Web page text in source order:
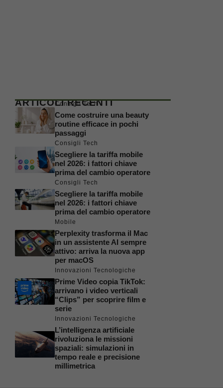
ARTICOLI RECENTI
Consigli Tech
Come costruire una beauty
routine efficace in pochi
passaggi
Consigli Tech
Scegliere la tariffa mobile
nel 2026: i fattori chiave
prima del cambio operatore
Consigli Tech
Scegliere la tariffa mobile
nel 2026: i fattori chiave
prima del cambio operatore
Mobile
Perplexity trasforma il Mac
in un assistente AI sempre
attivo: arriva la nuova app
per macOS
Innovazioni Tecnologiche
Prime Video copia TikTok:
arrivano i video verticali
“Clips” per scoprire film e
serie
Innovazioni Tecnologiche
L’intelligenza artificiale
rivoluziona le missioni
spaziali: simulazioni in
tempo reale e precisione
millimetrica